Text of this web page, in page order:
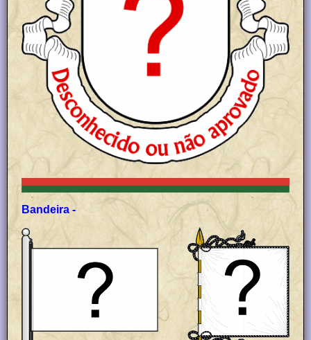
Bandeira -